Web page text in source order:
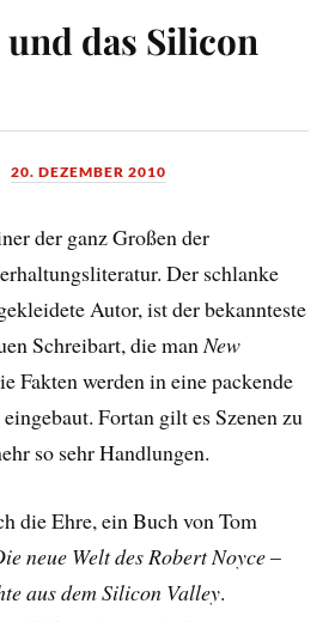
das Silicon
20. DEZEMBER 2010
der ganz Großen der
Der schlanke
Autor, ist der bekannteste
Schreibart, die manNew
Fakten werden in eine packende
Fortan gilt es Szenen zu
so sehr Handlungen.
die Ehre, ein Buch von Tom
neue Welt des Robert Noyce–
aus dem Silicon Valley.